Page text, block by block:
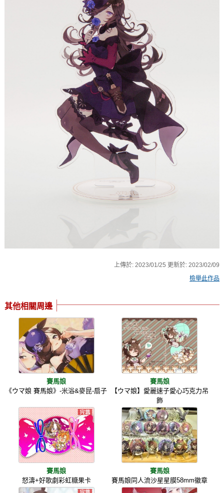
上傳於:2023/01/25 更新於:2023/02/09
檢舉此作品
其他相關周邊
賽馬娘
《ウマ娘 賽馬娘》-米浴&麥昆-扇子
賽馬娘
【ウマ娘】愛麗速子愛心巧克力吊
飾
賽馬娘
怒濤+好歌劇彩虹糖果卡
賽馬娘
賽馬娘同人流沙星星膜58mm徽章